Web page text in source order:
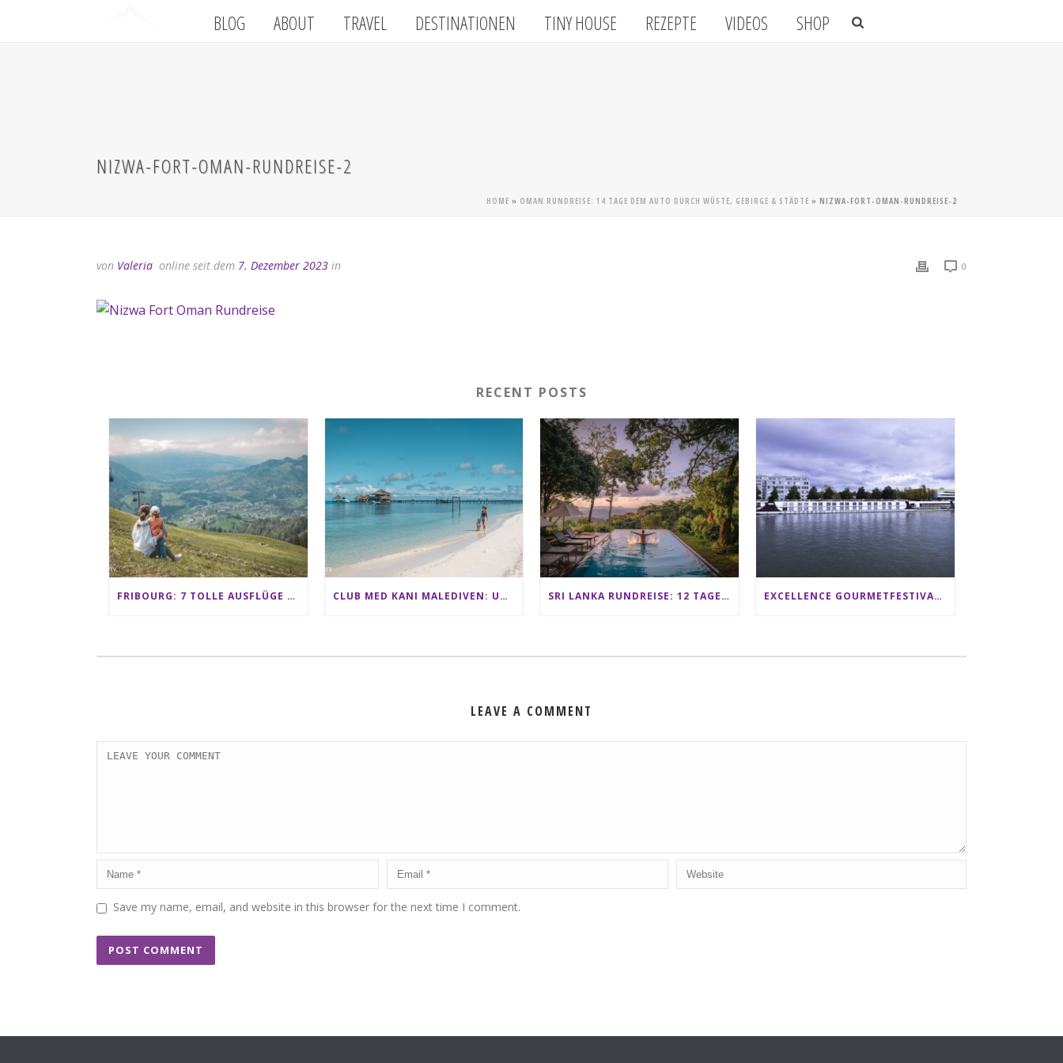
BLOG ABOUT TRAVEL DESTINATIONEN TINY HOUSE REZEPTE VIDEOS SHOP
NIZWA-FORT-OMAN-RUNDREISE-2
HOME » OMAN RUNDREISE: 14 TAGE DEM AUTO DURCH WÜSTE, GEBIRGE & STÄDTE » NIZWA-FORT-OMAN-RUNDREISE-2
von Valeria online seit dem 7. Dezember 2023 in 0
RECENT POSTS
FRIBOURG: 7 TOLLE AUSFLÜGE FÜR FAMILIEN VON CHARMEY BIS LES PACCOTS CLUB MED KANI MALEDIVEN: UNSERE ERFAHRUNGEN IM ALL-INCLUSIVE PARADIES SRI LANKA RUNDREISE: 12 TAGE ZWISCHEN ELEFANTEN, TEEPLANTAGEN & STRAND ALS FAMILIE EXCELLENCE GOURMETFESTIVAL ´25: ZWEI STERNEKÖCHE ANTONIO GUIDA & DARIO MORESCO VERWÖHNEN IHRE GÄSTE AUF EINER LUXERIÖSEN SCHIFFSREISE
LEAVE A COMMENT
Save my name, email, and website in this browser for the next time I comment.